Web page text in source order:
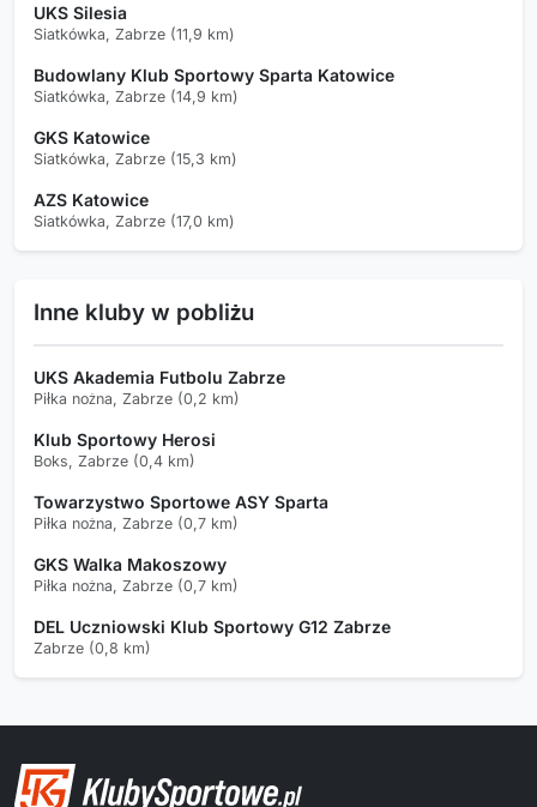
UKS Silesia
Siatkówka, Zabrze (11,9 km)
Budowlany Klub Sportowy Sparta Katowice
Siatkówka, Zabrze (14,9 km)
GKS Katowice
Siatkówka, Zabrze (15,3 km)
AZS Katowice
Siatkówka, Zabrze (17,0 km)
Inne kluby w pobliżu
UKS Akademia Futbolu Zabrze
Piłka nożna, Zabrze (0,2 km)
Klub Sportowy Herosi
Boks, Zabrze (0,4 km)
Towarzystwo Sportowe ASY Sparta
Piłka nożna, Zabrze (0,7 km)
GKS Walka Makoszowy
Piłka nożna, Zabrze (0,7 km)
DEL Uczniowski Klub Sportowy G12 Zabrze
Zabrze (0,8 km)